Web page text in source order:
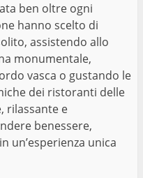
ben oltre ogni
hanno scelto di
assistendo allo
monumentale,
vasca o gustando le
dei ristoranti delle
rilassante e
benessere,
un’esperienza unica